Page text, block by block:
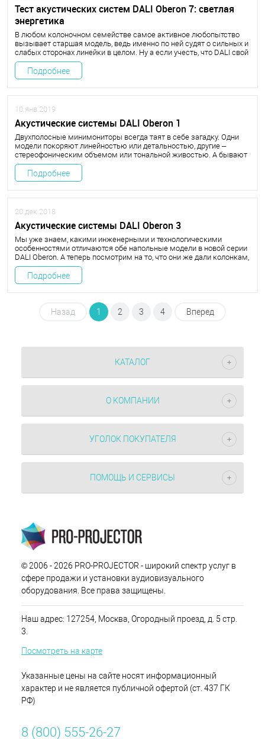
Тест акустических систем DALI Oberon 7: светлая
энергетика
В любом колоночном семействе самое активное любопытство
вызывает старшая модель, ведь именно по ней судят о сильных и
слабых сторонах линейки в целом. Ну а если учесть, что DALI свой
каталог по пустякам не меняет, станет понятно, почему
тестирования флагманских башен Oberon 7 я ждал с особенным
интересом.
Подробнее
10.янв.2019
Акустические системы DALI Oberon 1
Двухполосные минимониторы всегда таят в себе загадку. Одни
модели покоряют линейностью или детальностью, другие –
стереофоническим объемом или тональной живостью. А бывают
такие малыши-крепыши, что обескураживают мощной динамикой
и басом. Теперь угадайте, чем нас к себе расположили эти
новенькие датские колоночки?
Подробнее
20.дек.2018
Акустические системы DALI Oberon 3
Мы уже знаем, какими инженерными и технологическими
особенностями отличаются обе напольные модели в новой серии
DALI Oberon. А теперь посмотрим на то, что они же дали колонкам,
которые выполнены в форм-факторе двухполосных мониторов.
Сегодня место на стойках займут самые солидные
представители.
Подробнее
Назад 1 2 3 4 Вперед
КАТАЛОГ
О КОМПАНИИ
УГОЛОК ПОКУПАТЕЛЯ
ПОМОЩЬ И СЕРВИСЫ
© 2006 - 2026 PRO-PROJECTOR - широкий спектр услуг в
сфере продажи и установки аудиовизуального
оборудования. Все права защищены.
Наш адрес: 127254, Москва, Огородный проезд, д. 5 стр.
3.
Посмотреть на карте
Указанные цены на сайте носят информационный
характер и не является публичной офертой (ст. 437 ГК
РФ)
8 (800) 555-26-27